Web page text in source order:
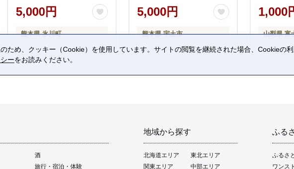
5,000円
熊本県 氷川町
5,000円
熊本県 宇土市
1,000
山梨県 富
酒
旅行・宿泊・体験
地域から探す
北海道エリア
東北エリア
関東エリア
中部エリア
ふる
ふるさ
ワンス
ため、クッキー（Cookie）を使用しています。サイトの閲覧を継続された場合、Cookieの
ーをお読みください。